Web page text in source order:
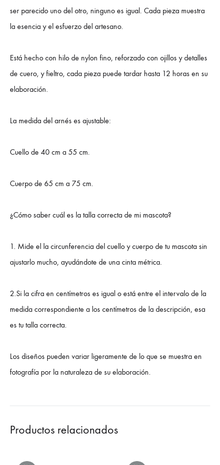
ser parecido uno del otro, ninguno es igual. Cada pieza muestra
la esencia y el esfuerzo del artesano.
Está hecho con hilo de nylon fino, reforzado con ojillos y detalles
de cuero, y fieltro, cada pieza puede tardar hasta 12 horas en su
elaboración.
La medida del arnés es ajustable:
Cuello de 40 cm a 55 cm.
Cuerpo de 65 cm a 75 cm.
¿Cómo saber cuál es la talla correcta de mi mascota?
1. Mide el la circunferencia del cuello y cuerpo de tu mascota sin
ajustarlo mucho, ayudándote de una cinta métrica.
2.Si la cifra en centímetros es igual o está entre el intervalo de la
medida correspondiente a los centímetros de la descripción, esa
es tu talla correcta.
Los diseños pueden variar ligeramente de lo que se muestra en
fotografía por la naturaleza de su elaboración.
Productos relacionados